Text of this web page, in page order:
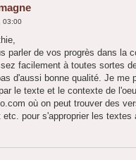
03:00
parler de vos progrès dans la
facilement à toutes sortes
d'aussi bonne qualité. Je me
le texte et le contexte de
où on peut trouver des
pour s'approprier les textes